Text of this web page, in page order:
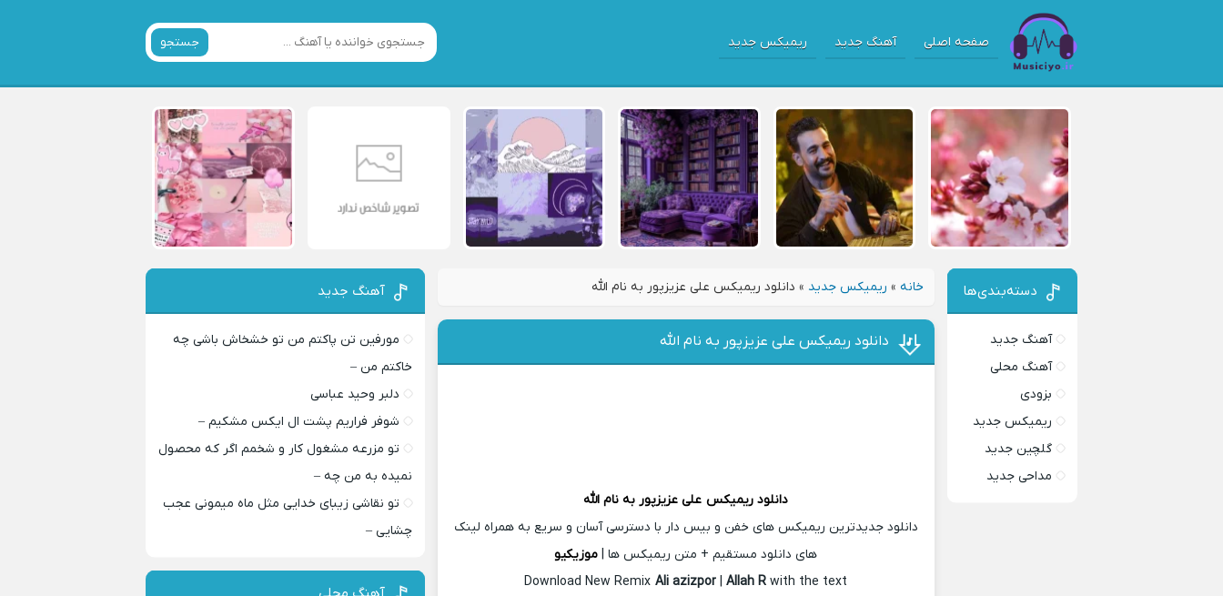
صفحه اصلی آهنگ جدید ریمیکس جدید جستجو
خانه » ریمیکس جدید » دانلود ریمیکس علی عزیزپور به نام الله
دانلود ریمیکس علی عزیزپور به نام الله
دانلود ریمیکس علی عزیزپور به نام الله
دانلود جدیدترین ریمیکس های خفن و بیس دار با دسترسی آسان و سریع به همراه لینک
های دانلود مستقیم + متن ریمیکس ها | موزیکیو
Download New Remix Ali azizpor |Allah Rwith the text
دسته‌بندی‌ها
آهنگ جدید
آهنگ محلی
بزودی
ریمیکس جدید
گلچین جدید
مداحی جدید
آهنگ جدید
مورفین تن پاکتم من تو خشخاش باشی چه
خاکتم من –
دلبر وحید عباسی
شوفر فراریم پشت ال ایکس مشکیم –
تو مزرعه مشغول کار و شخمم اگر که محصول
نمیده به من چه –
تو نقاشی زیبای خدایی مثل ماه میمونی عجب
چشایی –